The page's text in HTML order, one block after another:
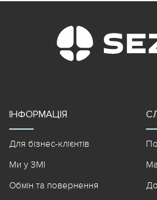
ІНФОРМАЦІЯ
Для бізнес-клієнтів
Ми у ЗМІ
Обмін та повернення